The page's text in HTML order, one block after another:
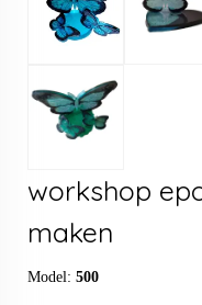
workshop
maken
Model: 500